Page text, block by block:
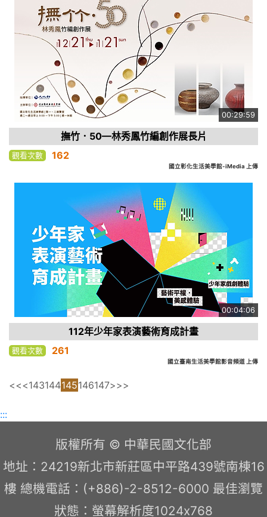
00:29:59
撫竹．50—林秀鳳竹編創作展長片
觀看次數 162
國立彰化生活美學館-iMedia 上傳
00:04:06
112年少年家表演藝術育成計畫
觀看次數 261
國立臺南生活美學館影音頻道 上傳
<<<143144145146147>>>
:::
版權所有 © 中華民國文化部
地址：24219新北市新莊區中平路439號南棟16
樓 總機電話：(+886)-2-8512-6000 最佳瀏覽
狀態：螢幕解析度1024x768